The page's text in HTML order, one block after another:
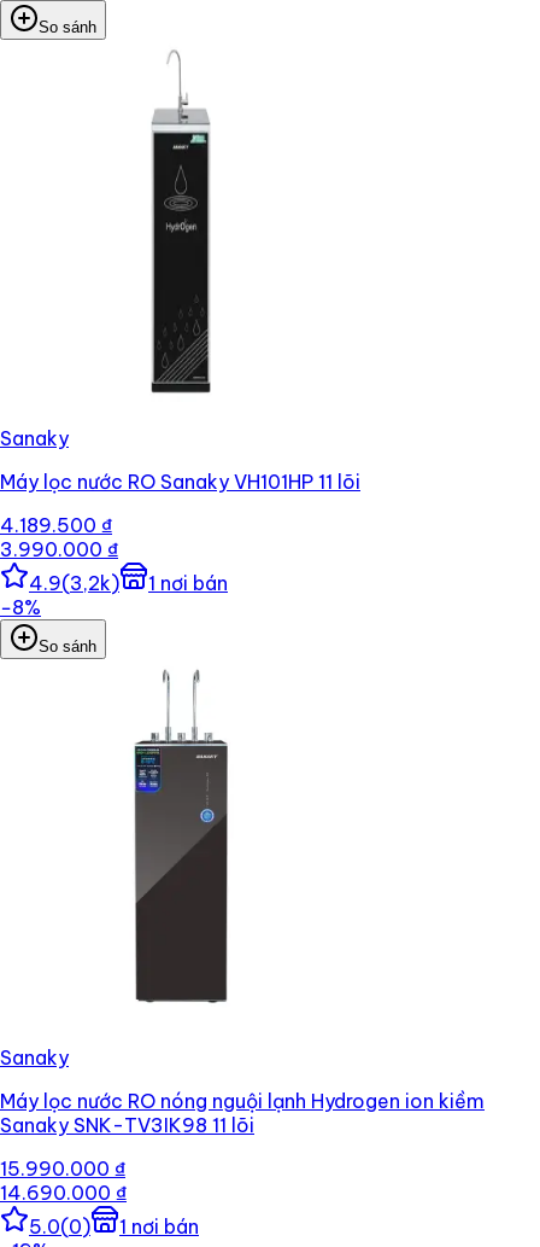
So sánh
Sanaky
Máy lọc nước RO Sanaky VH101HP 11 lõi
4.189.500 ₫
3.990.000 ₫
4.9(3,2k) 1 nơi bán
−8%
So sánh
Sanaky
Máy lọc nước RO nóng nguội lạnh Hydrogen ion kiềm
Sanaky SNK-TV3IK98 11 lõi
15.990.000 ₫
14.690.000 ₫
5.0(0) 1 nơi bán